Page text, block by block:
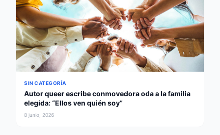
SIN CATEGORÍA
Autor queer escribe conmovedora oda a la familia
elegida: “Ellos ven quién soy”
8 junio, 2026